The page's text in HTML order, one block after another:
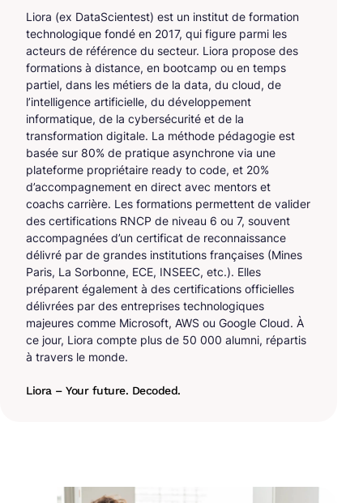
Liora (ex DataScientest) est un institut de formation
technologique fondé en 2017, qui figure parmi les
acteurs de référence du secteur. Liora propose des
formations à distance, en bootcamp ou en temps
partiel, dans les métiers de la data, du cloud, de
l’intelligence artificielle, du développement
informatique, de la cybersécurité et de la
transformation digitale. La méthode pédagogie est
basée sur 80% de pratique asynchrone via une
plateforme propriétaire ready to code, et 20%
d’accompagnement en direct avec mentors et
coachs carrière. Les formations permettent de valider
des certifications RNCP de niveau 6 ou 7, souvent
accompagnées d’un certificat de reconnaissance
délivré par de grandes institutions françaises (Mines
Paris, La Sorbonne, ECE, INSEEC, etc.). Elles
préparent également à des certifications officielles
délivrées par des entreprises technologiques
majeures comme Microsoft, AWS ou Google Cloud. À
ce jour, Liora compte plus de 50 000 alumni, répartis
à travers le monde.
Liora – Your future. Decoded.